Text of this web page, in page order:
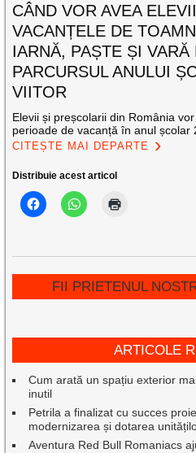
CÂND VOR AVEA ELEVII
VACANȚELE DE
IARNĂ, PAȘTE ȘI VARĂ
PARCURSUL ANULUI
VIITOR
Elevii și preșcolarii din România
perioade de vacanță în anul școlar
CITEȘTE MAI DEPARTE
Distribuie acest articol
FII PRIETENUL
ARTICOLE
Cum arată un spațiu exterior
inutil
Petrila a finalizat cu succes
modernizarea și dotarea
Aventura Red Bull Romaniacs